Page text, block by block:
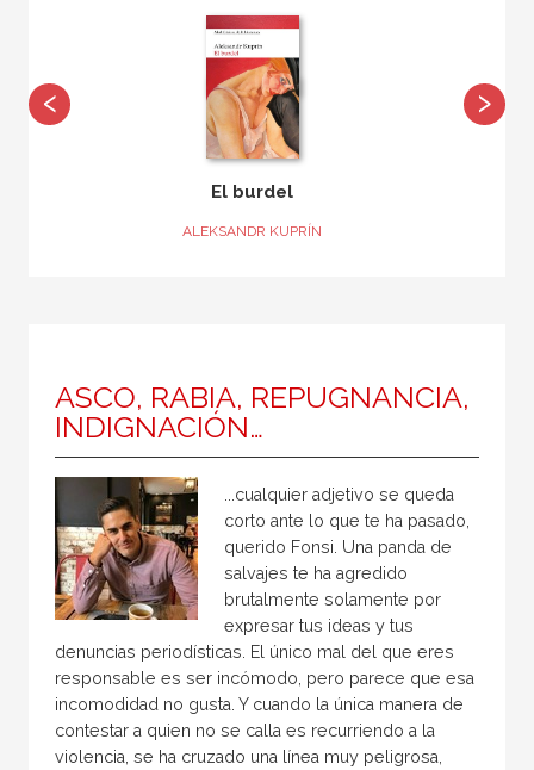
El burdel
ALEKSANDR KUPRÍN
‹ ›
ASCO, RABIA, REPUGNANCIA,
INDIGNACIÓN…
...cualquier adjetivo se queda
corto ante lo que te ha pasado,
querido Fonsi. Una panda de
salvajes te ha agredido
brutalmente solamente por
expresar tus ideas y tus
denuncias periodísticas. El único mal del que eres
responsable es ser incómodo, pero parece que esa
incomodidad no gusta. Y cuando la única manera de
contestar a quien no se calla es recurriendo a la
violencia, se ha cruzado una línea muy peligrosa,